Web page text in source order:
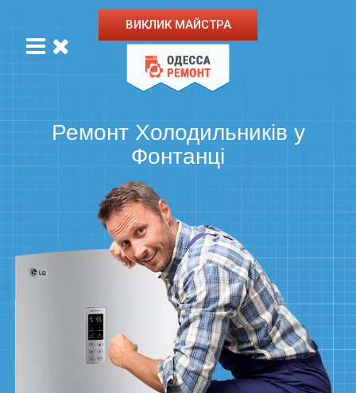
ВИКЛИК МАЙСТРА
Ремонт Холодильників у
Фонтанці